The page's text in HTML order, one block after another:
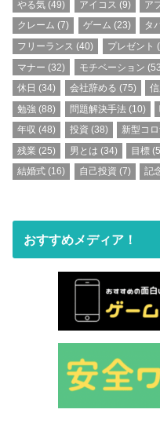
やる気 (49) アイコス (9) ア
クレーム (7) ゲーム (23) タ
フリーランス (40) プレゼント
マナー (32) モチベーション
休日 (34) 会社辞める (75)
勉強 (88) 問題解決手法 (10)
年収 (48) 投資 (38) 新型コ
残業 (25) 男とは (34) 目標
結婚式 (16) 自己投資 (7) 記
おすすめメディア！